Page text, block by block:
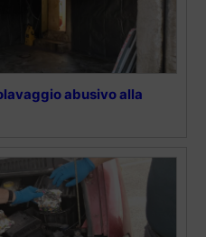
abusivo alla